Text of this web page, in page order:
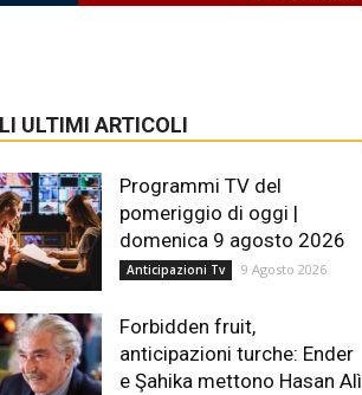
ULTIMI ARTICOLI
Programmi TV del
pomeriggio di oggi |
domenica 9 agosto 2026
Anticipazioni Tv 9 Agosto 2026
Forbidden fruit,
anticipazioni turche: Ender
e Şahika mettono Hasan Alì